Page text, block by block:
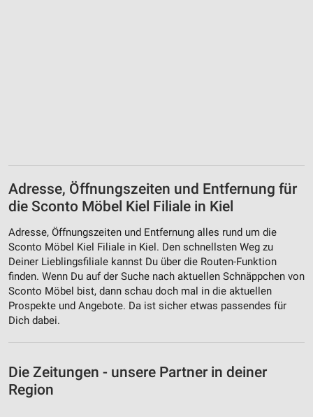
Adresse, Öffnungszeiten und Entfernung für
die Sconto Möbel Kiel Filiale in Kiel
Adresse, Öffnungszeiten und Entfernung alles rund um die
Sconto Möbel Kiel Filiale in Kiel. Den schnellsten Weg zu
Deiner Lieblingsfiliale kannst Du über die Routen-Funktion
finden. Wenn Du auf der Suche nach aktuellen Schnäppchen von
Sconto Möbel bist, dann schau doch mal in die aktuellen
Prospekte und Angebote. Da ist sicher etwas passendes für
Dich dabei.
Die Zeitungen - unsere Partner in deiner
Region